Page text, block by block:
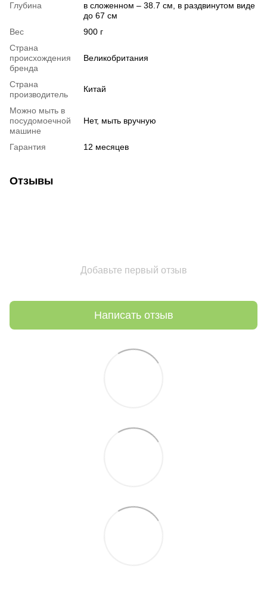
Глубина
в сложенном – 38.7 см, в раздвинутом виде
до 67 см
Вес
900 г
Страна
происхождения
бренда
Великобритания
Страна
производитель
Китай
Можно мыть в
посудомоечной
машине
Нет, мыть вручную
Гарантия 12 месяцев
Отзывы
Добавьте первый отзыв
Написать отзыв